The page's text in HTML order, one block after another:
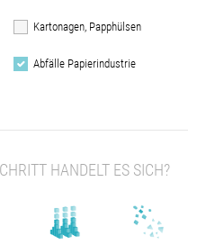
Kartonagen, Papphülsen
Abfälle Papierindustrie
HANDELT ES SICH?